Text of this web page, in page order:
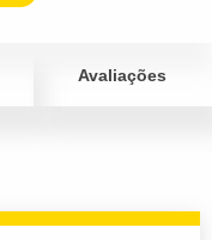
Avaliações